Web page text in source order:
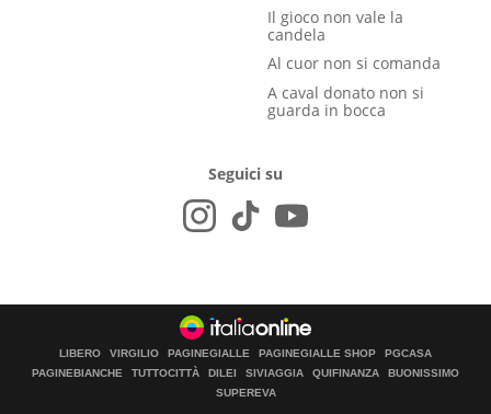
Il gioco non vale la
candela
Al cuor non si comanda
A caval donato non si
guarda in bocca
Seguici su
LIBERO VIRGILIO PAGINEGIALLE PAGINEGIALLE SHOP
PGCASA
PAGINEBIANCHE
TUTTOCITTÀ DILEI SIVIAGGIA QUIFINANZA
BUONISSIMO
SUPEREVA